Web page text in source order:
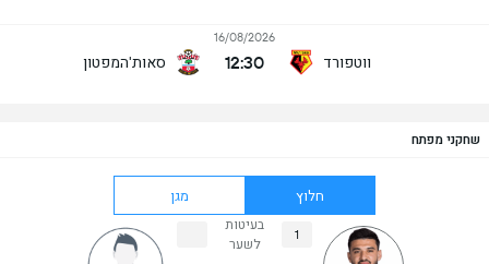
ווטפורד
16/08/2026
12:30 סאות'המפטון
שחקני מפתח
חלוץ מגן
1
בעיטות
לשער